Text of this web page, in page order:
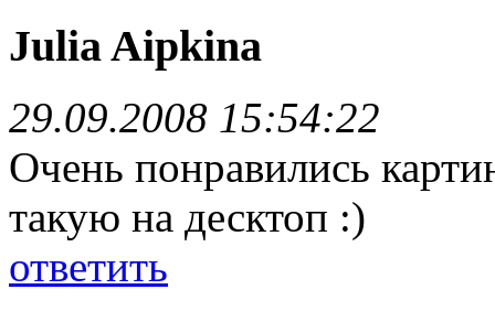
Julia Aipkina
29.09.2008 15:54:22
Очень понравились
такую на десктоп :)
ответить